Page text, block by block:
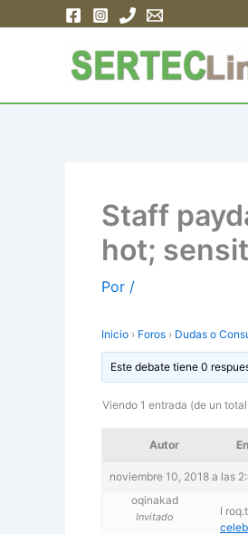
Staff
hot;
Por /
Inicio › Foros › Dudas o
Este debate tiene 0
Viendo 1 entrada (de un total
Autor
noviembre 10, 2018 a las
oqinakad
Invitado I